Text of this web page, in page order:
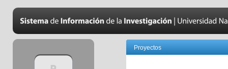
Proyectos